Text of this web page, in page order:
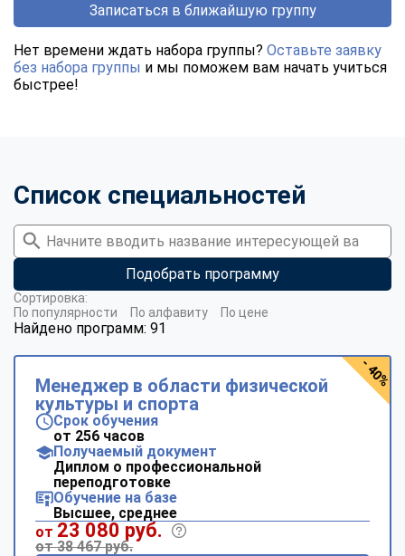
Записаться в ближайшую группу
Нет времени ждать набора группы? Оставьте заявку
без набора группы и мы поможем вам начать учиться
быстрее!
Список специальностей
Подобрать программу
Найдено программ: 91
Сортировка:
По популярности
По алфавиту По цене
Менеджер в области физической
культуры и спорта
Срок обучения
от 256 часов
Получаемый документ
Диплом о профессиональной
переподготовке
Обучение на базе
Высшее, среднее
от 23 080 руб.
от 38 467 руб.
- 40%